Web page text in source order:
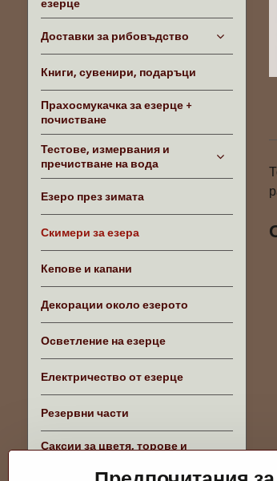
езерце
Доставки за рибовъдство
Книги, сувенири, подаръци
Прахосмукачка за езерце +
почистване
Тестове, измервания и
пречистване на вода
Езеро през зимата
Скимери за езера
Кепове и капани
Декорации около езерото
Осветление на езерце
Електричество от езерце
Резервни части
Саксии за цветя, торове и